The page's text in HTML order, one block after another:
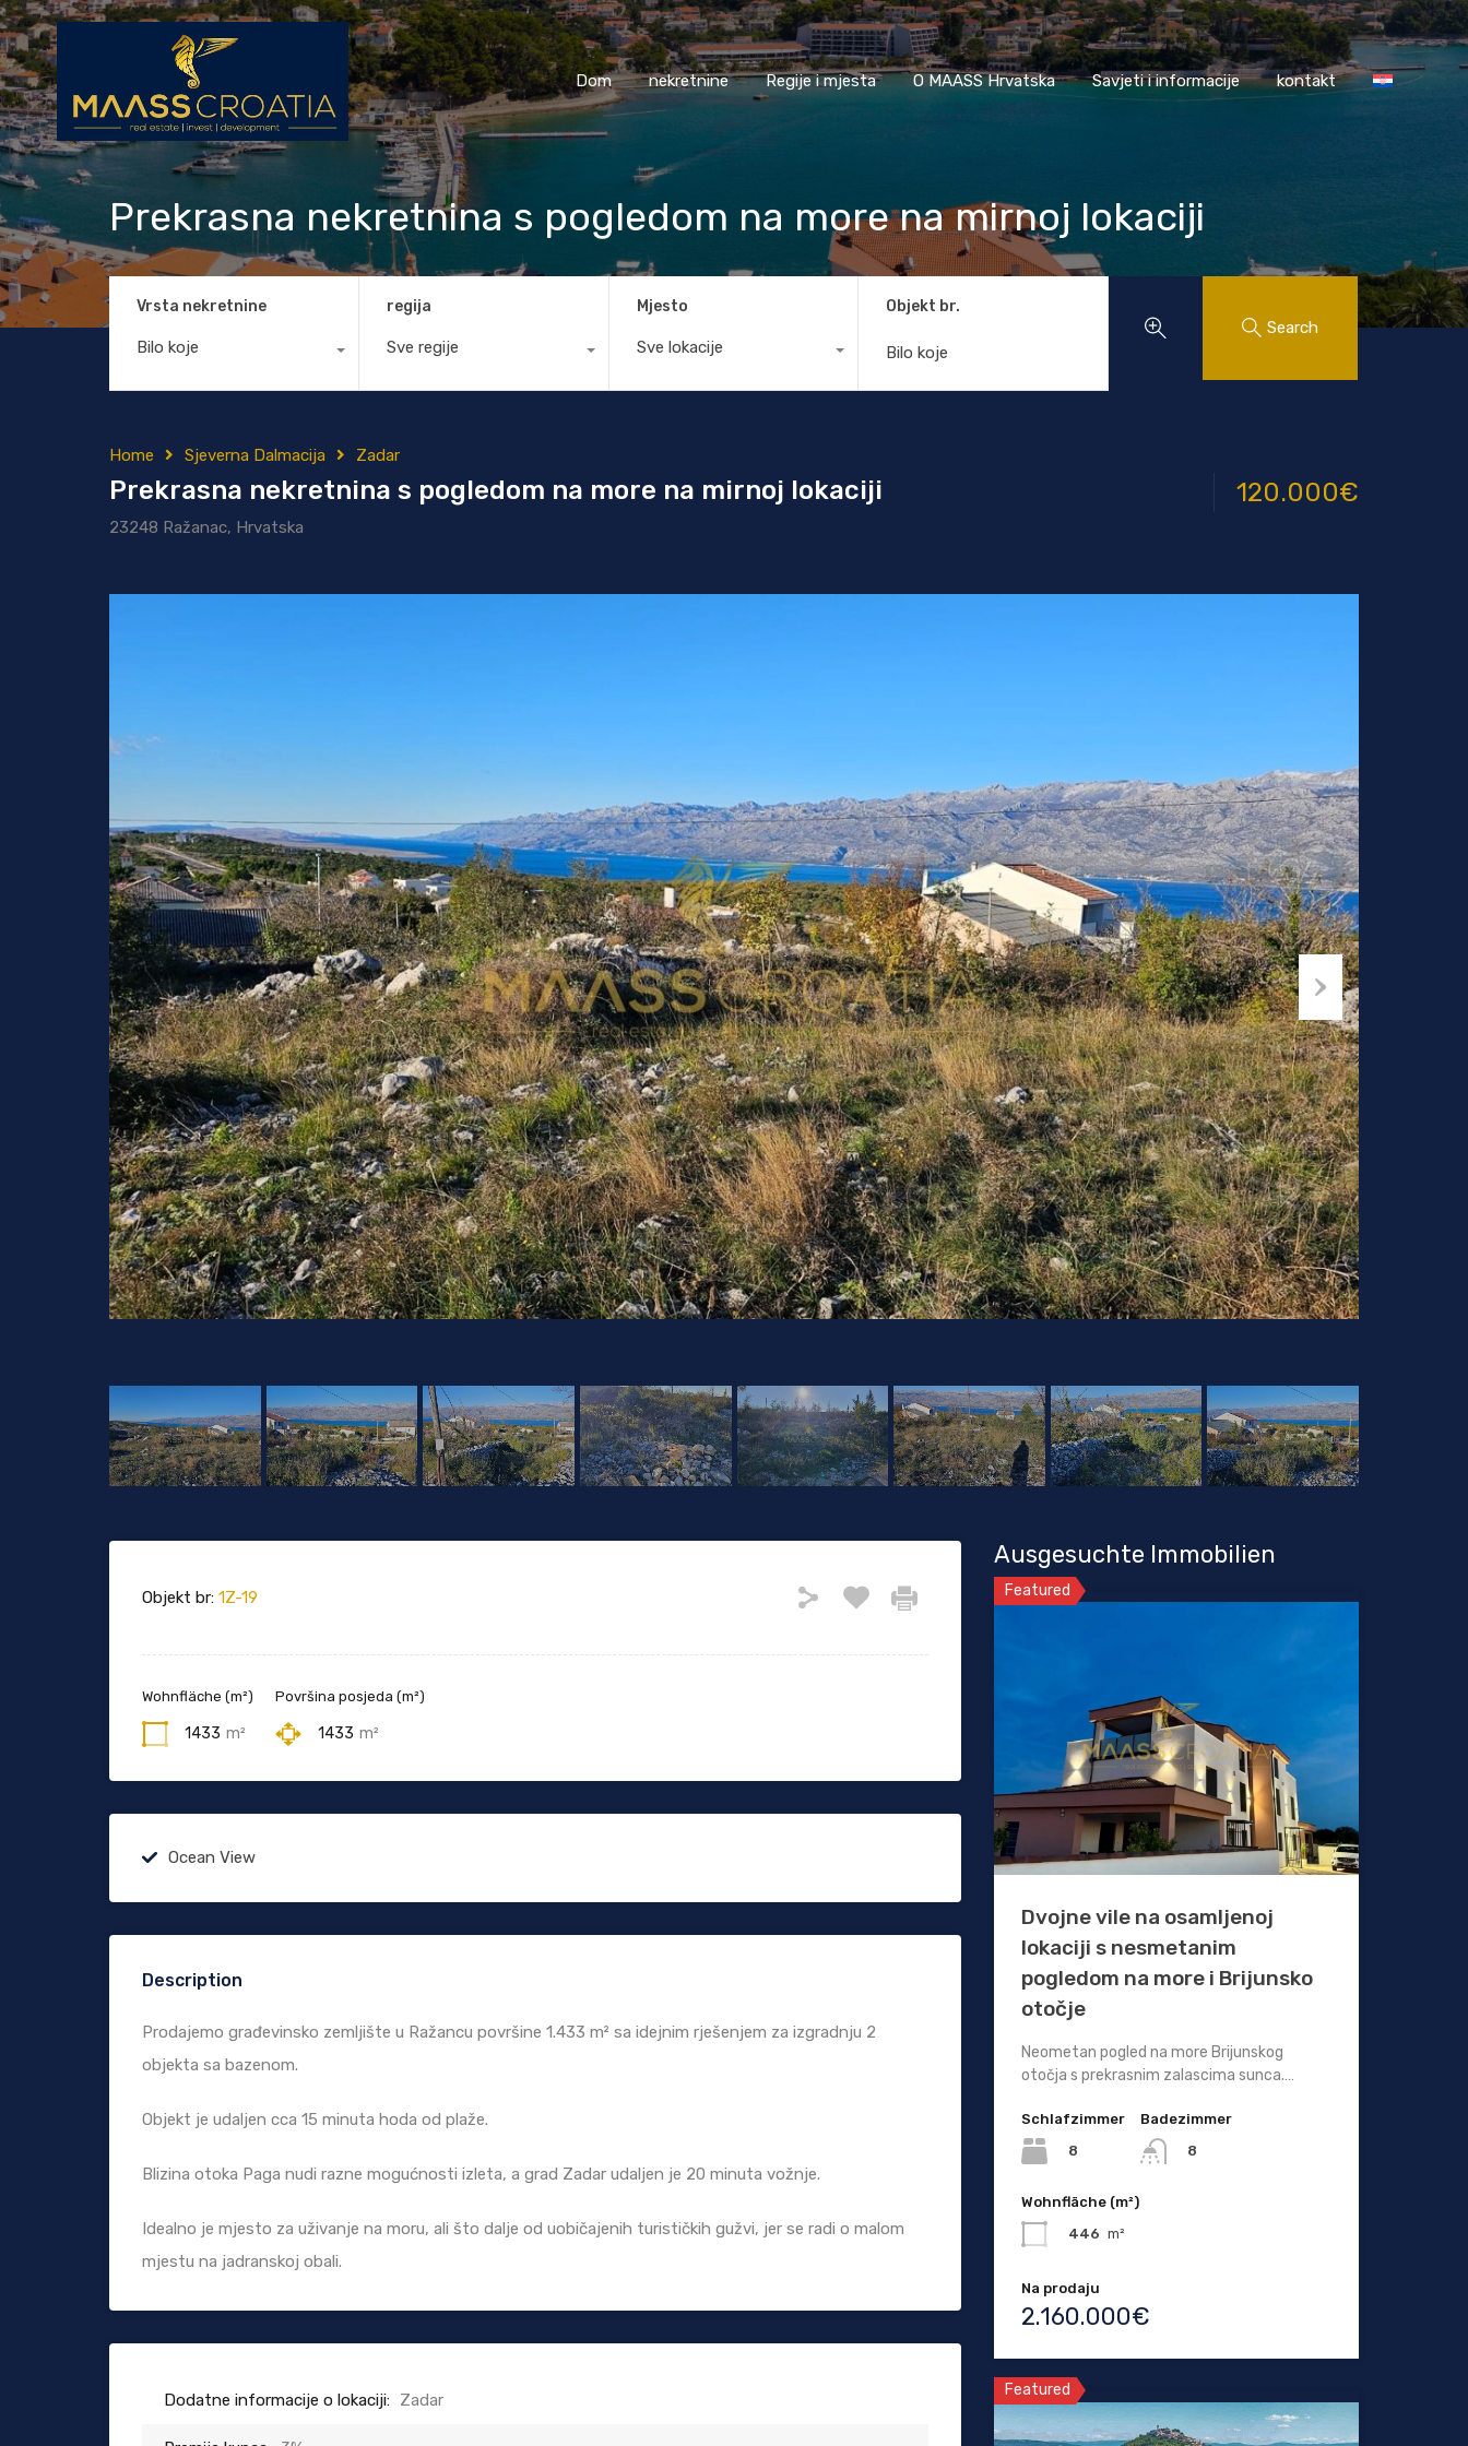
Dom nekretnine Regije i mjesta O MAASS Hrvatska Savjeti i informacije kontakt
Dom nekretnine Regije i mjesta O MAASS Hrvatska Savjeti i informacije kontakt
Prekrasna nekretnina s pogledom na more na mirnoj lokaciji
Vrsta nekretnine
Bilo koje
regija
Sve regije
Mjesto
Sve lokacije
Objekt br.
Search
Home Sjeverna Dalmacija Zadar
Prekrasna nekretnina s pogledom na more na mirnoj lokaciji
23248 Ražanac, Hrvatska
120.000€
Objekt br: 1Z-19
Wohnfläche (m²)
1433 m²
Površina posjeda (m²)
1433 m²
Ocean View
Description
Prodajemo građevinsko zemljište u Ražancu površine 1.433 m² sa idejnim rješenjem za izgradnju 2
objekta sa bazenom.
Objekt je udaljen cca 15 minuta hoda od plaže.
Blizina otoka Paga nudi razne mogućnosti izleta, a grad Zadar udaljen je 20 minuta vožnje.
Idealno je mjesto za uživanje na moru, ali što dalje od uobičajenih turističkih gužvi, jer se radi o malom
mjestu na jadranskoj obali.
Dodatne informacije o lokaciji: Zadar
Ausgesuchte Immobilien
Featured
Dvojne vile na osamljenoj
lokaciji s nesmetanim
pogledom na more i Brijunsko
otočje
Neometan pogled na more Brijunskog
otočja s prekrasnim zalascima sunca.…
Schlafzimmer
8
Badezimmer
8
Wohnfläche (m²)
446 m²
Na prodaju
2.160.000€
Featured